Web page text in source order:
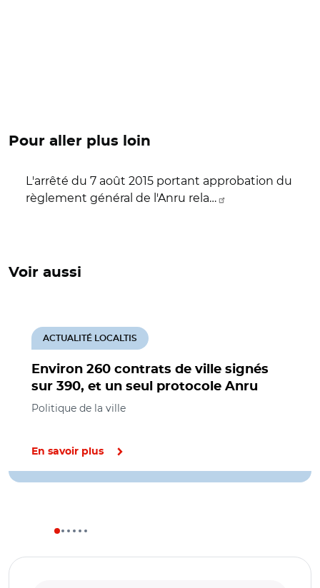
Pour aller plus loin
L'arrêté du 7 août 2015 portant approbation du
règlement général de l'Anru rela…
Voir aussi
Environ 260 contrats de ville signés
sur 390, et un seul protocole Anru
ACTUALITÉ LOCALTIS
Politique de la ville
En savoir plus